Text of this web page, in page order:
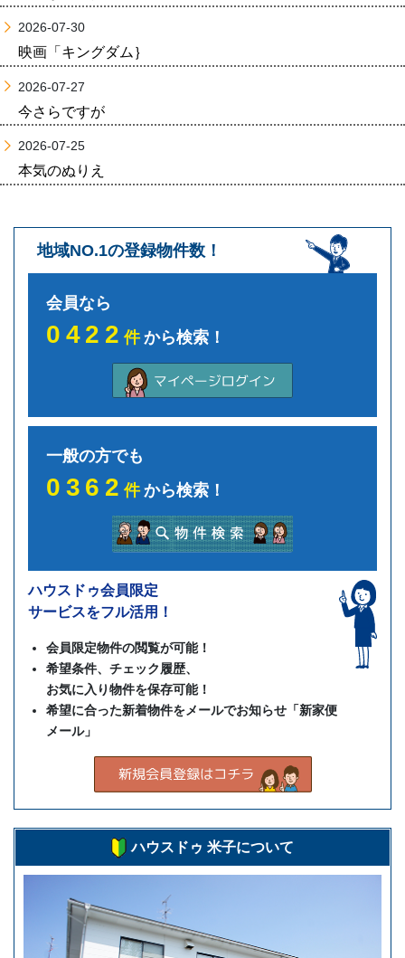
2026-07-30
映画「キングダム｝
2026-07-27
今さらですが
2026-07-25
本気のぬりえ
地域NO.1の登録物件数！
会員なら
0422件から検索！
一般の方でも
0362件から検索！
ハウスドゥ会員限定
サービスをフル活用！
会員限定物件の閲覧が可能！
希望条件、チェック履歴、
お気に入り物件を保存可能！
希望に合った新着物件をメールでお知らせ「新家便
メール」
ハウスドゥ 米子について